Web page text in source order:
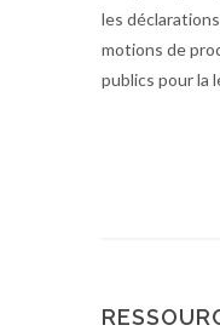
les
motions de
publics pour la